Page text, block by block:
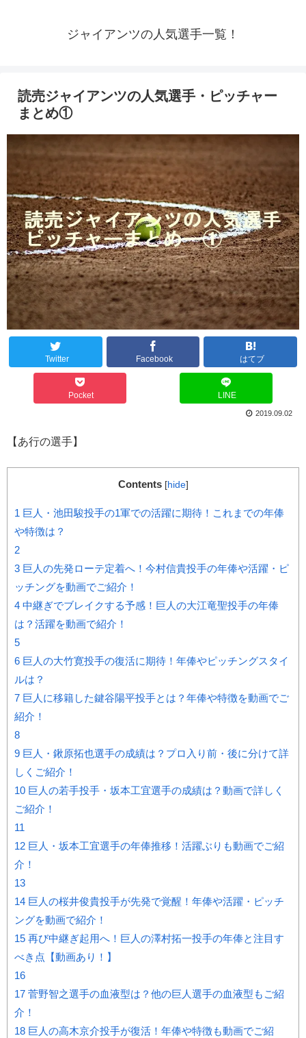
ジャイアンツの人気選手一覧！
読売ジャイアンツの人気選手・ピッチャー
まとめ①
Twitter Facebook はてブ
Pocket LINE
2019.09.02
【あ行の選手】
Contents [hide]
1 巨人・池田駿投手の1軍での活躍に期待！これまでの年俸
や特徴は？
2
3 巨人の先発ローテ定着へ！今村信貴投手の年俸や活躍・ピ
ッチングを動画でご紹介！
4 中継ぎでブレイクする予感！巨人の大江竜聖投手の年俸
は？活躍を動画で紹介！
5
6 巨人の大竹寛投手の復活に期待！年俸やピッチングスタイ
ルは？
7 巨人に移籍した鍵谷陽平投手とは？年俸や特徴を動画でご
紹介！
8
9 巨人・鍬原拓也選手の成績は？プロ入り前・後に分けて詳
しくご紹介！
10 巨人の若手投手・坂本工宜選手の成績は？動画で詳しく
ご紹介！
11
12 巨人・坂本工宜選手の年俸推移！活躍ぶりも動画でご紹
介！
13
14 巨人の桜井俊貴投手が先発で覚醒！年俸や活躍・ピッチ
ングを動画で紹介！
15 再び中継ぎ起用へ！巨人の澤村拓一投手の年俸と注目す
べき点【動画あり！】
16
17 菅野智之選手の血液型は？他の巨人選手の血液型もご紹
介！
18 巨人の高木京介投手が復活！年俸や特徴も動画でご紹